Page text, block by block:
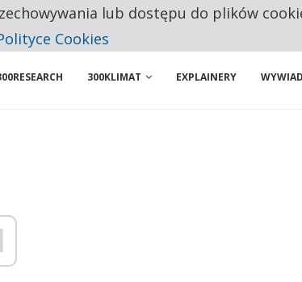
JEJ NIE POLECAJĄ
300KLIMAT EXPLAINERY
lub dostępu do plików
Cookies